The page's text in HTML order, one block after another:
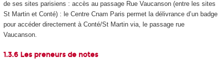
de ses sites parisiens : accès au passage Rue Vaucanson (entre les sites
St Martin et Conté) : le Centre Cnam Paris permet la délivrance d’un badge
pour accéder directement à Conté/St Martin via, le passage rue
Vaucanson.
1.3.6 Les preneurs de notes